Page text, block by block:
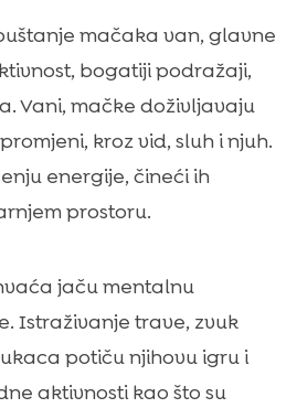
mačaka van, glavne
bogatiji podražaji,
Vani, mačke doživljavaju
kroz vid, sluh i njuh.
energije, čineći ih
prostoru.
jaču mentalnu
Istraživanje trave, zvuk
potiču njihovu igru i
aktivnosti kao što su